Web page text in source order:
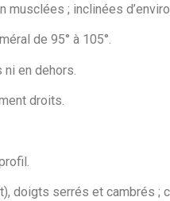
; inclinées
de 95° à 105°.
en dehors.
droits.
doigts serrés et cambrés